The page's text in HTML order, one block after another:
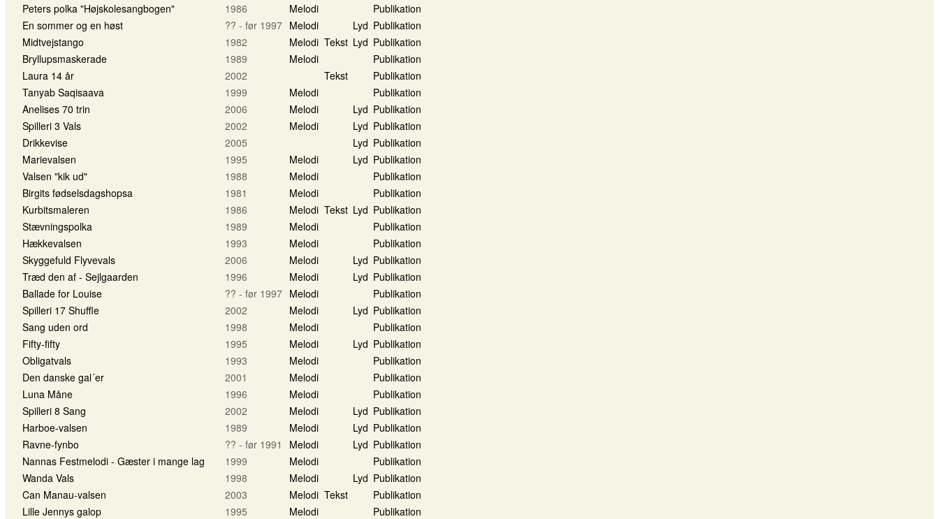
Peters polka "Højskolesangbogen"
1986 Melodi
Publikation
En sommer og en høst
?? - før 1997 Melodi Lyd Publikation
Midtvejstango
1982 Melodi Tekst Lyd Publikation
Bryllupsmaskerade
1989 Melodi
Publikation
Laura 14 år
2002 Tekst
Publikation
Tanyab Saqisaava
1999 Melodi
Publikation
Anelises 70 trin
2006 Melodi Lyd Publikation
Spilleri 3 Vals
2002 Melodi Lyd Publikation
Drikkevise
2005 Lyd Publikation
Marievalsen
1995 Melodi Lyd Publikation
Valsen "kik ud"
1988 Melodi
Publikation
Birgits fødselsdagshopsa
1981 Melodi
Publikation
Kurbitsmaleren
1986 Melodi Tekst Lyd Publikation
Stævningspolka
1989 Melodi
Publikation
Hækkevalsen
1993 Melodi
Publikation
Skyggefuld Flyvevals
2006 Melodi Lyd Publikation
Træd den af - Sejlgaarden
1996 Melodi Lyd Publikation
Ballade for Louise
?? - før 1997 Melodi
Publikation
Spilleri 17 Shuffle
2002 Melodi Lyd Publikation
Sang uden ord
1998 Melodi
Publikation
Fifty-fifty
1995 Melodi Lyd Publikation
Obligatvals
1993 Melodi
Publikation
Den danske gal´er
2001 Melodi
Publikation
Luna Måne
1996 Melodi
Publikation
Spilleri 8 Sang
2002 Melodi Lyd Publikation
Harboe-valsen
1989 Melodi Lyd Publikation
Ravne-fynbo
?? - før 1991 Melodi Lyd Publikation
Nannas Festmelodi - Gæster i mange lag
1999 Melodi
Publikation
Wanda Vals
1998 Melodi Lyd Publikation
Can Manau-valsen
2003 Melodi Tekst
Publikation
Lille Jennys galop
1995 Melodi
Publikation